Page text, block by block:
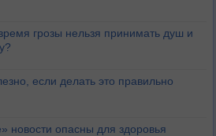
грозы нельзя принимать душ и
если делать это правильно
новости опасны для здоровья